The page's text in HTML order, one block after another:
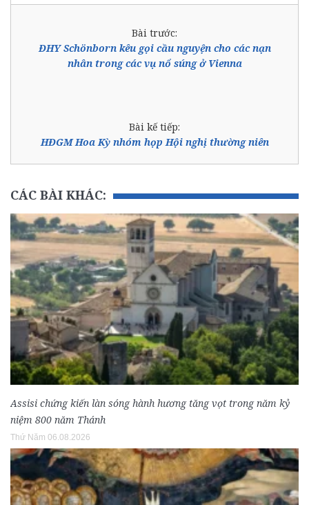
Bài trước:
ĐHY Schönborn kêu gọi cầu nguyện cho các nạn
nhân trong các vụ nổ súng ở Vienna
Bài kế tiếp:
HĐGM Hoa Kỳ nhóm họp Hội nghị thường niên
CÁC BÀI KHÁC:
Assisi chứng kiến làn sóng hành hương tăng vọt trong năm kỷ
niệm 800 năm Thánh
Thứ Năm 06.08.2026